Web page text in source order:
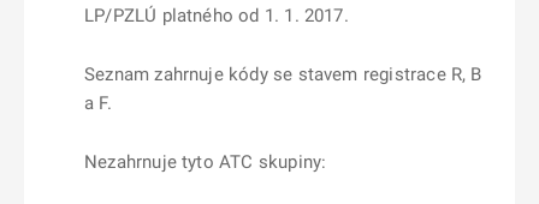
LP/PZLÚ platného od 1. 1. 2017.
Seznam zahrnuje kódy se stavem registrace R, B
a F.
Nezahrnuje tyto ATC skupiny: